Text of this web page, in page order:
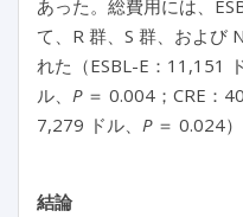
あった。総費用には、
て、R 群、S 群、および
れた（ESBL-E：11,151
ル、 P＝ 0.004；CRE：
7,279 ドル、 P＝ 0.024）
結論